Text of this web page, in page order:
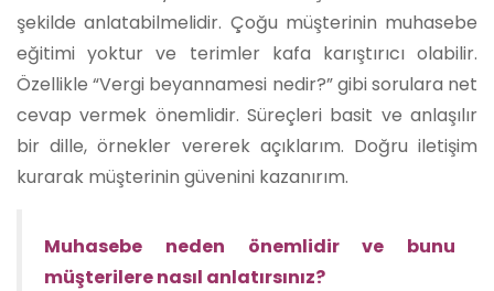
şekilde anlatabilmelidir. Çoğu müşterinin muhasebe
eğitimi yoktur ve terimler kafa karıştırıcı olabilir.
Özellikle “Vergi beyannamesi nedir?” gibi sorulara net
cevap vermek önemlidir. Süreçleri basit ve anlaşılır
bir dille, örnekler vererek açıklarım. Doğru iletişim
kurarak müşterinin güvenini kazanırım.
Muhasebe neden önemlidir ve bunu
müşterilere nasıl anlatırsınız?